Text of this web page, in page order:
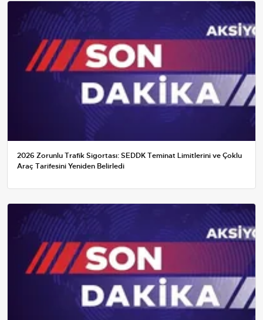
2026 Zorunlu Trafik Sigortası: SEDDK Teminat Limitlerini ve Çoklu
Araç Tarifesini Yeniden Belirledi